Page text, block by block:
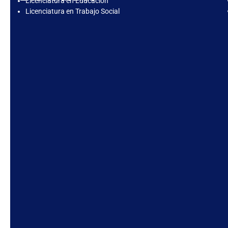
Licenciatura en Trabajo Social